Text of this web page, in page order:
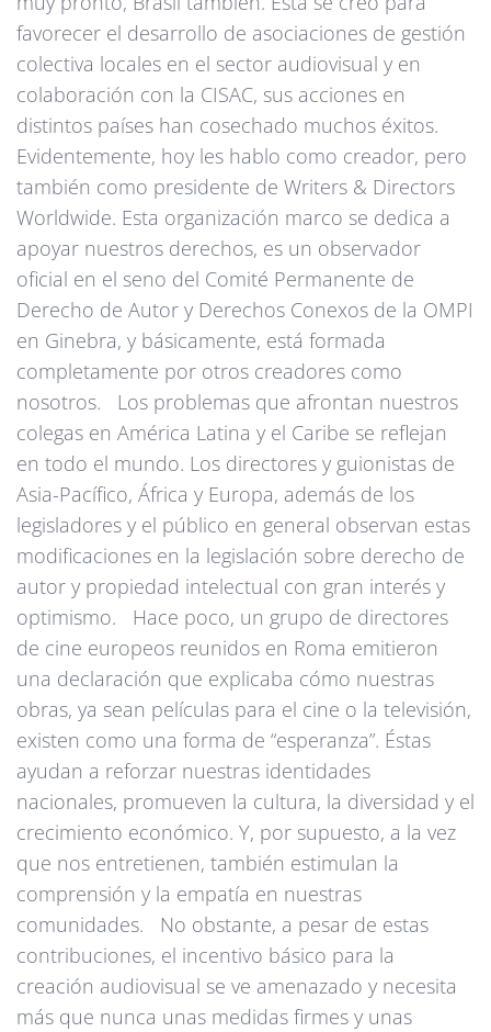
favorecer el desarrollo de asociaciones de gestión
colectiva locales en el sector audiovisual y en
colaboración con la CISAC, sus acciones en
distintos países han cosechado muchos éxitos.
Evidentemente, hoy les hablo como creador, pero
también como presidente de Writers & Directors
Worldwide. Esta organización marco se dedica a
apoyar nuestros derechos, es un observador
oficial en el seno del Comité Permanente de
Derecho de Autor y Derechos Conexos de la OMPI
en Ginebra, y básicamente, está formada
completamente por otros creadores como
nosotros. Los problemas que afrontan nuestros
colegas en América Latina y el Caribe se reflejan
en todo el mundo. Los directores y guionistas de
Asia-Pacífico, África y Europa, además de los
legisladores y el público en general observan estas
modificaciones en la legislación sobre derecho de
autor y propiedad intelectual con gran interés y
optimismo. Hace poco, un grupo de directores
de cine europeos reunidos en Roma emitieron
una declaración que explicaba cómo nuestras
obras, ya sean películas para el cine o la televisión,
existen como una forma de “esperanza”. Éstas
ayudan a reforzar nuestras identidades
nacionales, promueven la cultura, la diversidad y el
crecimiento económico. Y, por supuesto, a la vez
que nos entretienen, también estimulan la
comprensión y la empatía en nuestras
comunidades. No obstante, a pesar de estas
contribuciones, el incentivo básico para la
creación audiovisual se ve amenazado y necesita
más que nunca unas medidas firmes y unas